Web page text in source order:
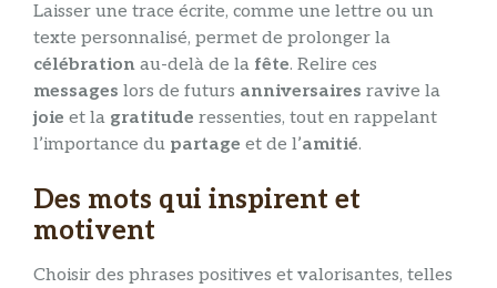
Laisser une trace écrite, comme une lettre ou un
texte personnalisé, permet de prolonger la
célébration au-delà de la fête. Relire ces
messages lors de futurs anniversaires ravive la
joie et la gratitude ressenties, tout en rappelant
l’importance du partage et de l’amitié.
Des mots qui inspirent et
motivent
Choisir des phrases positives et valorisantes, telles